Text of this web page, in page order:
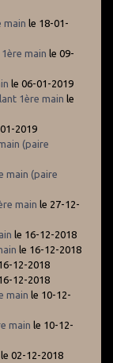
main le 18-01-
main le 09-
le 06-01-2019
1ère main le
2019
(paire
main (paire
main le 27-12-
le 16-12-2018
le 16-12-2018
12-2018
12-2018
main le 10-12-
main le 10-12-
le 02-12-2018